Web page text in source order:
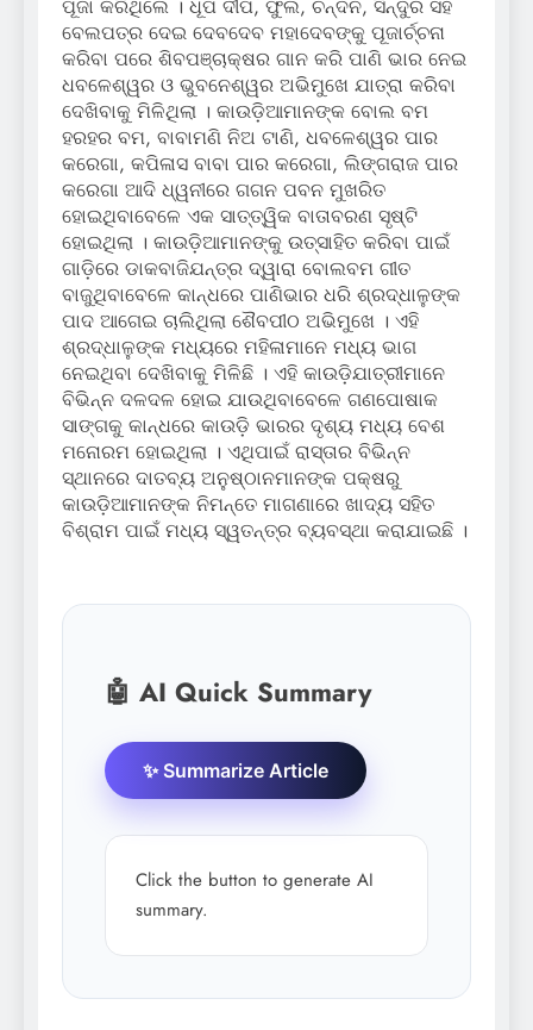
ପୂଜା କରିଥିଲେ । ଧୂପ ଦୀପ, ଫୁଲ, ଚନ୍ଦନ, ସିନ୍ଦୁର ସହ
ବେଲପତ୍ର ଦେଇ ଦେବଦେବ ମହାଦେବଙ୍କୁ ପୂଜାର୍ଚ୍ଚନା
କରିବା ପରେ ଶିବପଞ୍ଚାକ୍ଷର ଗାନ କରି ପାଣି ଭାର ନେଇ
ଧବଳେଶ୍ୱର ଓ ଭୁବନେଶ୍ୱର ଅଭିମୁଖେ ଯାତ୍ରା କରିବା
ଦେଖିବାକୁ ମିଳିଥିଲା । କାଉଡ଼ିଆମାନଙ୍କ ବୋଲ ବମ
ହରହର ବମ, ବାବାମଣି ନିଅ ଟାଣି, ଧବଳେଶ୍ୱର ପାର
କରେଗା, କପିଳାସ ବାବା ପାର କରେଗା, ଲିଙ୍ଗରାଜ ପାର
କରେଗା ଆଦି ଧ୍ୱନୀରେ ଗଗନ ପବନ ମୁଖରିତ
ହୋଇଥିବାବେଳେ ଏକ ସାତ୍ତ୍ୱିକ ବାତାବରଣ ସୃଷ୍ଟି
ହୋଇଥିଲା । କାଉଡ଼ିଆମାନଙ୍କୁ ଉତ୍ସାହିତ କରିବା ପାଇଁ
ଗାଡ଼ିରେ ଡାକବାଜିଯନ୍ତ୍ର ଦ୍ୱାରା ବୋଲବମ ଗୀତ
ବାଜୁଥିବାବେଳେ କାନ୍ଧରେ ପାଣିଭାର ଧରି ଶ୍ରଦ୍ଧାଳୁଙ୍କ
ପାଦ ଆଗେଇ ଚାଲିଥିଲା ଶୈବପୀଠ ଅଭିମୁଖେ । ଏହି
ଶ୍ରଦ୍ଧାଳୁଙ୍କ ମଧ୍ୟରେ ମହିଳାମାନେ ମଧ୍ୟ ଭାଗ
ନେଇଥିବା ଦେଖିବାକୁ ମିଳିଛି । ଏହି କାଉଡ଼ିଯାତ୍ରୀମାନେ
ବିଭିନ୍ନ ଦଳଦଳ ହୋଇ ଯାଉଥିବାବେଳେ ଗଣପୋଷାକ
ସାଙ୍ଗକୁ କାନ୍ଧରେ କାଉଡ଼ି ଭାରର ଦୃଶ୍ୟ ମଧ୍ୟ ବେଶ
ମନୋରମ ହୋଇଥିଲା । ଏଥିପାଇଁ ରାସ୍ତାର ବିଭିନ୍ନ
ସ୍ଥାନରେ ଦାତବ୍ୟ ଅନୁଷ୍ଠାନମାନଙ୍କ ପକ୍ଷରୁ
କାଉଡ଼ିଆମାନଙ୍କ ନିମନ୍ତେ ମାଗଣାରେ ଖାଦ୍ୟ ସହିତ
ବିଶ୍ରାମ ପାଇଁ ମଧ୍ୟ ସ୍ୱତନ୍ତ୍ର ବ୍ୟବସ୍ଥା କରାଯାଇଛି ।
🤖 AI Quick Summary
✨ Summarize Article
Click the button to generate AI
summary.